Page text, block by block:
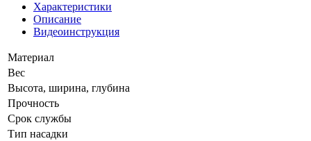
Характеристики
Описание
Видеоинструкция
Материал
Вес
Высота, ширина, глубина
Прочность
Срок службы
Тип насадки